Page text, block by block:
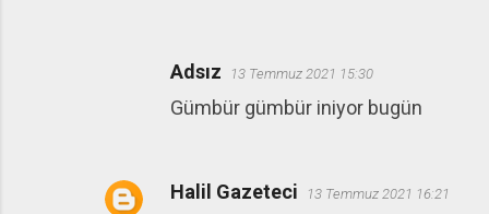
Adsız 13 Temmuz 2021 15:30
Gümbür gümbür iniyor bugün
Halil Gazeteci 13 Temmuz 2021 16:21